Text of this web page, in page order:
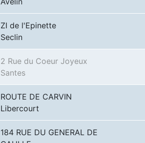
ZI de l'Epinette
Seclin
2 Rue du Coeur Joyeux
Santes
ROUTE DE CARVIN
Libercourt
184 RUE DU GENERAL DE